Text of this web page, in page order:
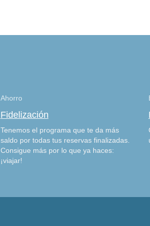
Ahorro
Fidelización
Tenemos el programa que te da más
saldo por todas tus reservas finalizadas.
Consigue más por lo que ya haces:
¡viajar!